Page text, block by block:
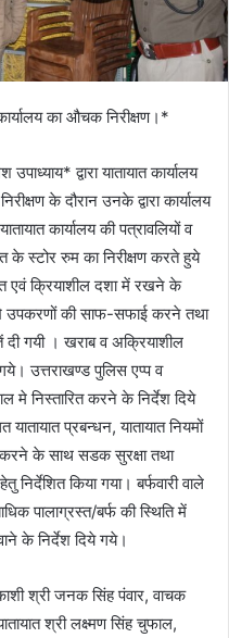
कार्यालय का औचक निरीक्षण।*
द्वारा यातायात कार्यालय
के दौरान उनके द्वारा कार्यालय
कार्यालय की पत्रावलियों व
के स्टोर रुम का निरीक्षण करते हुये
एवं क्रियाशील दशा में रखने के
उपकरणों की साफ-सफाई करने तथा
गयी । खराब व अक्रियाशील
उत्तराखण्ड पुलिस एप्प व
मे निस्तारित करने के निर्देश दिये
प्रबन्धन, यातायात नियमों
करने के साथ सडक सुरक्षा तथा
निर्देशित किया गया। बर्फवारी वाले
पालाग्रस्त/बर्फ की स्थिति में
के निर्देश दिये गये।
श्री जनक सिंह पंवार, वाचक
श्री लक्ष्मण सिंह चुफाल,